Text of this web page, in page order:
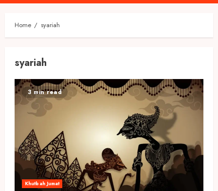
Home syariah
syariah
3 min read
Khutbah Jumat